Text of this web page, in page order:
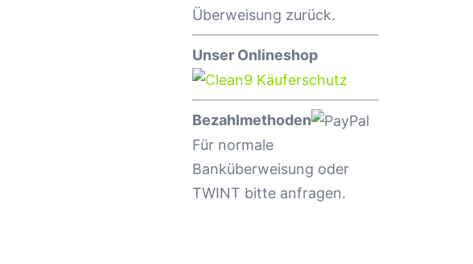
Überweisung zurück.
Unser Onlineshop
Bezahlmethoden
Für normale
Banküberweisung oder
TWINT bitte anfragen.